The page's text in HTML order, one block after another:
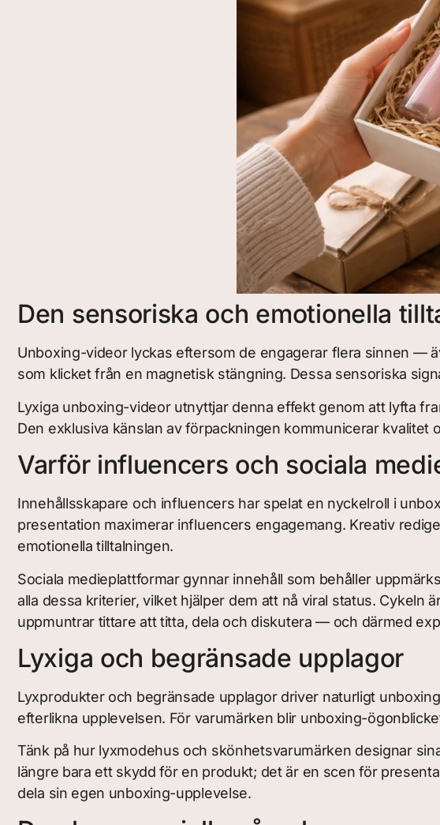
Den sensoriska och emotionella
Unboxing-videor lyckas eftersom de engagerar flera sinnen —
som klicket från en magnetisk stängning. Dessa sensoriska
Lyxiga unboxing-videor utnyttjar denna effekt genom att lyfta
Den exklusiva känslan av förpackningen kommunicerar
Varför influencers och sociala
Innehållsskapare och influencers har spelat en nyckelroll i
presentation maximerar influencers engagemang. Kreativ
emotionella tilltalningen.
Sociala medieplattformar gynnar innehåll som behåller
alla dessa kriterier, vilket hjälper dem att nå viral status. Cykeln
uppmuntrar tittare att titta, dela och diskutera — och därmed
Lyxiga och begränsade upplagor
Lyxprodukter och begränsade upplagor driver naturligt
efterlikna upplevelsen. För varumärken blir unboxing-
Tänk på hur lyxmodehus och skönhetsvarumärken designar
längre bara ett skydd för en produkt; det är en scen för
dela sin egen unboxing-upplevelse.